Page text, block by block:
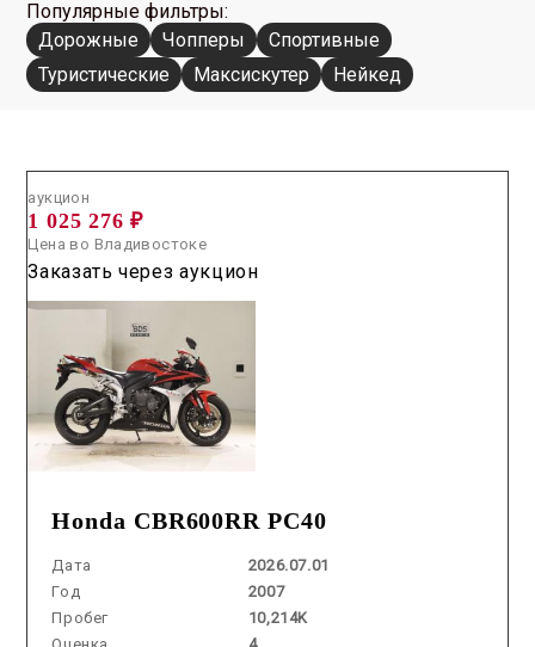
Популярные фильтры:
Дорожные
Чопперы
Спортивные
Туристические
Максискутер Нейкед
Honda CBR600RR PC40
Дата
2026.07.01
Год
2007
Пробег
10,214K
аукцион
1 025 276 ₽
Цена во Владивостоке
Заказать через аукцион